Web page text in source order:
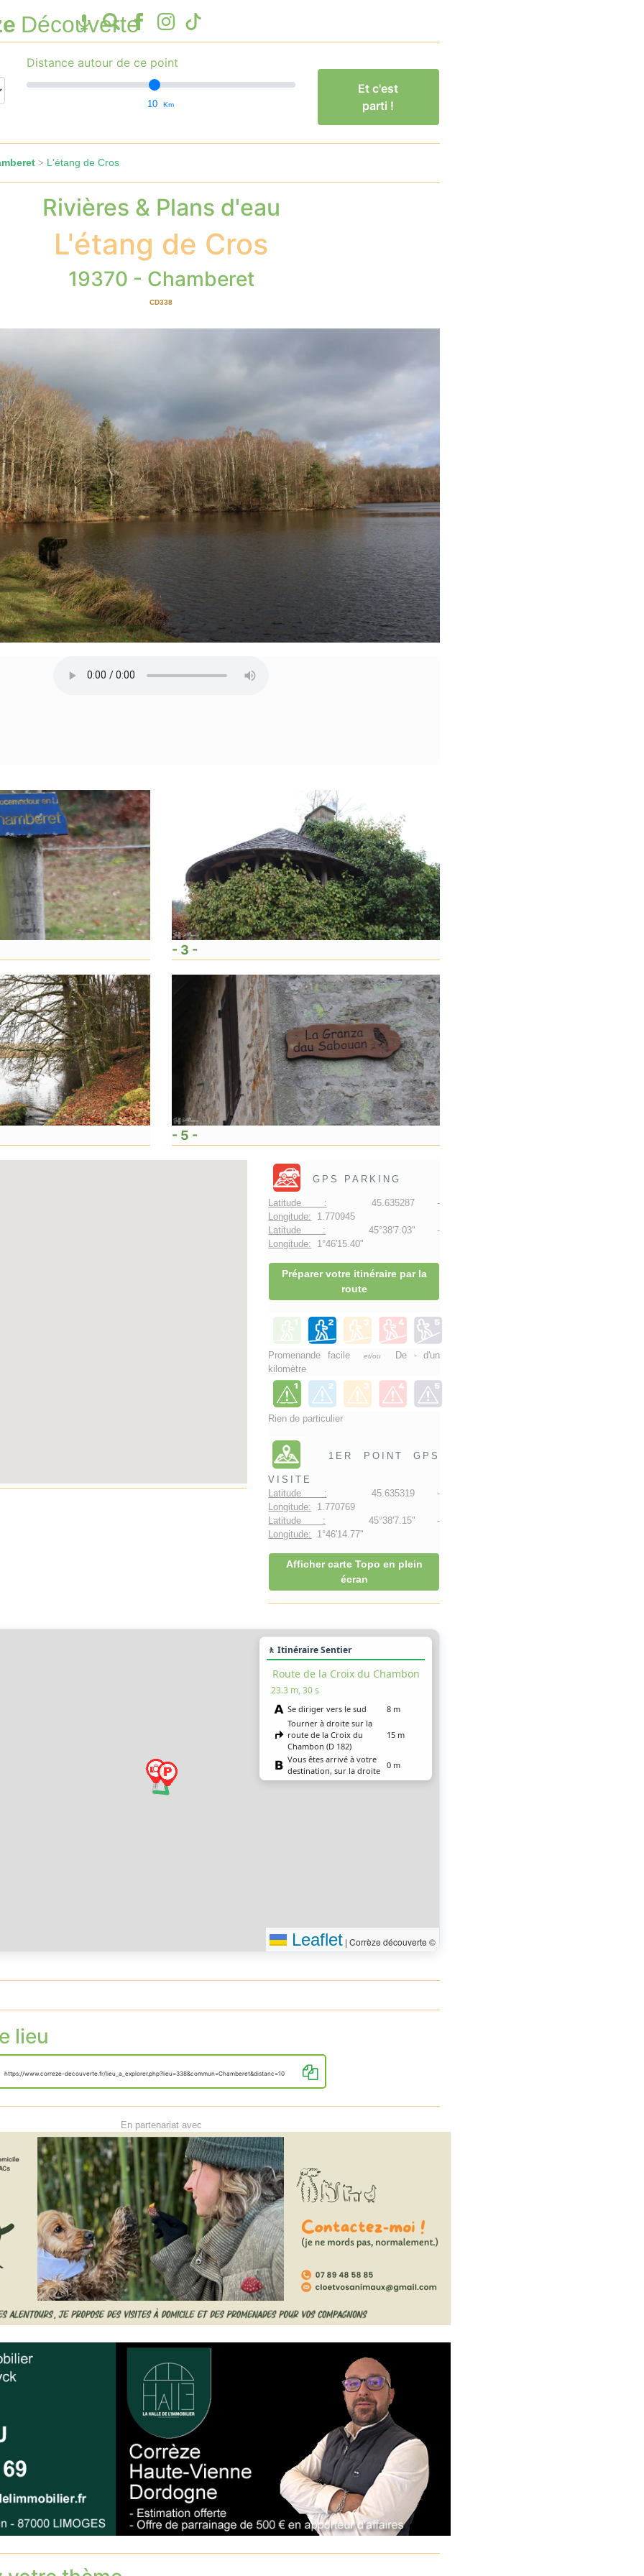
Découverte
Distance autour de ce point
10 Km
Et c'est
parti !
> L'étang de Cros
Rivières & Plans d'eau
L'étang de Cros
19370 - Chamberet
CD338
- 3 -
- 5 -
GPS PARKING
Latitude : 45.635287 -
Longitude: 1.770945
Latitude : 45°38'7.03" -
Longitude: 1°46'15.40"
Préparer votre itinéraire par la
route
Promenande facileet/ou
De - d'un
kilomètre
Rien de particulier
1ER POINT GPS
VISITE
Latitude : 45.635319 -
Longitude: 1.770769
Latitude : 45°38'7.15" -
Longitude: 1°46'14.77"
Afficher carte Topo en plein
écran
🚶 Itinéraire Sentier
Route de la Croix du Chambon
23.3 m, 30 s
Se diriger vers le sud
8 m
Tourner à droite sur la
route de la Croix du
Chambon (D 182)
15 m
Vous êtes arrivé à votre
destination, sur la droite
0 m
Leaflet | Corrèze découverte ©
lieu
https://www.correze-decouverte.fr/lieu_a_explorer.php?lieu=338&commun=Chamberet&distanc=10
En partenariat avec